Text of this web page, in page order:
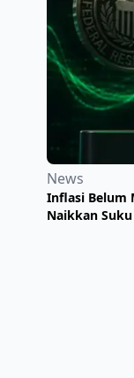
News
Inflasi Belum
Naikkan